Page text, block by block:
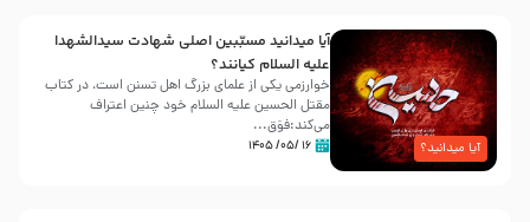
آیا میدانید؟
آیا میدانید مسبّبین اصلی شهادت سیدالشهدا
علیه ‌السلام کیانند؟
خوارزمی یکی از علمای بزرگ اهل تسنن است، در کتاب
مقتل الحسین علیه ‌السلام خود چنین اعتراف
می‌کند:فوَق...
۱۶ /۰۵/ ۱۴۰۵